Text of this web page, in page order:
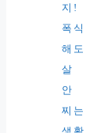
지!
폭식
해도
살
안
찌는